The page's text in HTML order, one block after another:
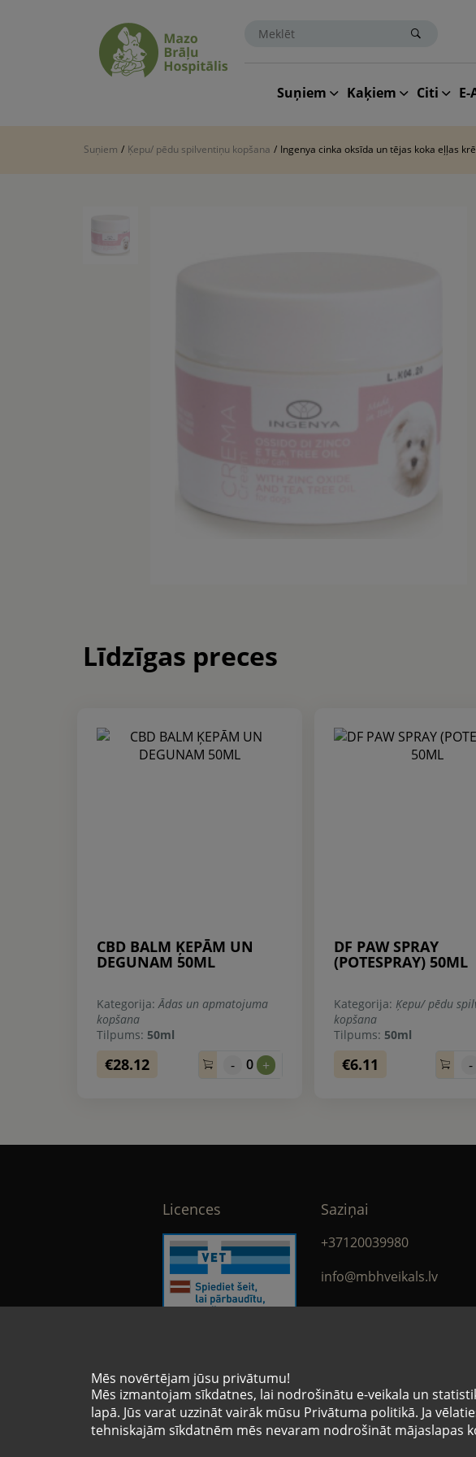
Mēs novērtējam jūsu privātumu!
Mēs izmantojam sīkdatnes, lai nodrošinātu e-veikala un
lapā. Jūs varat uzzināt vairāk mūsu Privātuma politikā. Ja
tehniskajām sīkdatnēm mēs nevaram nodrošināt mājaslapas
Suņiem Kaķiem Citi
Suņiem / Ķepu/ pēdu spilventiņu kopšana / Ingenya cinka oksīda un tējas koka eļļas
Līdzīgas preces
CBD BALM ĶEPĀM UN
DEGUNAM 50ML
Kategorija:Ādas un apmatojuma
kopšana
Tilpums:50ml
€28.12 - 0 +
DF PAW SPRAY
(POTESPRAY) 50ML
Kategorija: Ķepu/ pēdu
kopšana
Tilpums:50ml
€6.11 -
Licences
Licences numurs
VA-9936453
Saziņai
+37120039980
info@mbhveikals.lv